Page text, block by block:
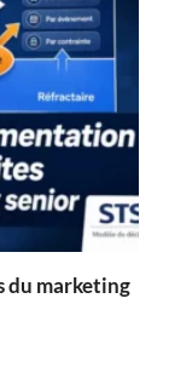
du marketing